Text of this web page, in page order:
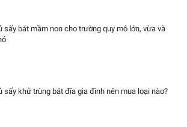
sấy bát mầm non cho trường quy mô lớn, vừa và
sấy khử trùng bát đĩa gia đình nên mua loại nào?